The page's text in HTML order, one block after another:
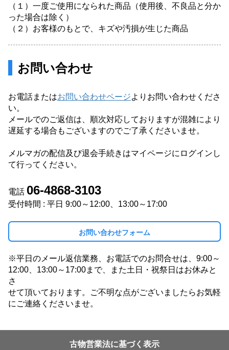
（１）一度ご使用になられた商品（使用後、不良品と分か
った場合は除く）
（２）お客様のもとで、キズや汚損が生じた商品
お問い合わせ
お電話またはお問い合わせページよりお問い合わせくださ
い。
メールでのご返信は、順次対応しておりますが混雑により
遅延する場合もございますのでご了承くださいませ。
メルマガの配信及び退会手続きはマイページにログインし
て行ってください。
電話 06-4868-3103
受付時間 : 平日 9:00～12:00、13:00～17:00
お問い合わせフォーム
※平日のメール返信業務、お電話でのお問合せは、9:00～
12:00、13:00～17:00まで、また土日・祝祭日はお休みと
さ
せて頂いております。ご不明な点がございましたらお気軽
にご連絡くださいませ。
古物営業法に基づく表示